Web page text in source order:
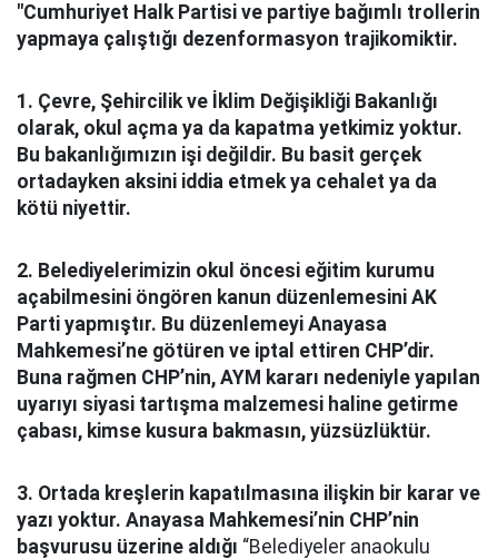
"Cumhuriyet Halk Partisi ve partiye bağımlı trollerin
yapmaya çalıştığı dezenformasyon trajikomiktir.
1. Çevre, Şehircilik ve İklim Değişikliği Bakanlığı
olarak, okul açma ya da kapatma yetkimiz yoktur.
Bu bakanlığımızın işi değildir. Bu basit gerçek
ortadayken aksini iddia etmek ya cehalet ya da
kötü niyettir.
2. Belediyelerimizin okul öncesi eğitim kurumu
açabilmesini öngören kanun düzenlemesini AK
Parti yapmıştır. Bu düzenlemeyi Anayasa
Mahkemesi’ne götüren ve iptal ettiren CHP’dir.
Buna rağmen CHP’nin, AYM kararı nedeniyle yapılan
uyarıyı siyasi tartışma malzemesi haline getirme
çabası, kimse kusura bakmasın, yüzsüzlüktür.
3. Ortada kreşlerin kapatılmasına ilişkin bir karar ve
yazı yoktur. Anayasa Mahkemesi’nin CHP’nin
başvurusu üzerine aldığı “Belediyeler anaokulu